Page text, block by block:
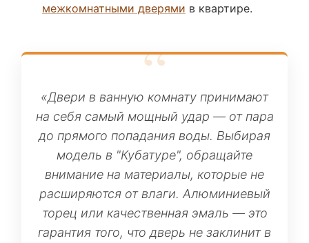
межкомнатными дверями в квартире.
«Двери в ванную комнату принимают
на себя самый мощный удар — от пара
до прямого попадания воды. Выбирая
модель в "Кубатуре", обращайте
внимание на материалы, которые не
расширяются от влаги. Алюминиевый
торец или качественная эмаль — это
гарантия того, что дверь не заклинит в